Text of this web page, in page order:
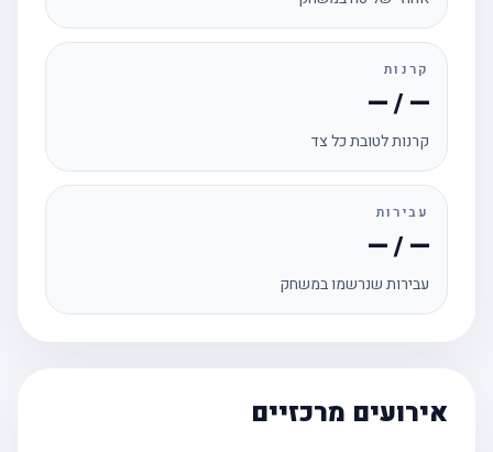
קרנות
— / —
קרנות לטובת כל צד
עבירות
— / —
עבירות שנרשמו במשחק
אירועים מרכזיים